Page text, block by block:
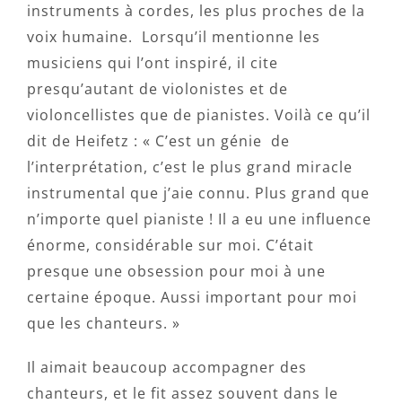
instruments à cordes, les plus proches de la
voix humaine. Lorsqu’il mentionne les
musiciens qui l’ont inspiré, il cite
presqu’autant de violonistes et de
violoncellistes que de pianistes. Voilà ce qu’il
dit de Heifetz : « C’est un génie de
l’interprétation, c’est le plus grand miracle
instrumental que j’aie connu. Plus grand que
n’importe quel pianiste ! Il a eu une influence
énorme, considérable sur moi. C’était
presque une obsession pour moi à une
certaine époque. Aussi important pour moi
que les chanteurs. »
Il aimait beaucoup accompagner des
chanteurs, et le fit assez souvent dans le